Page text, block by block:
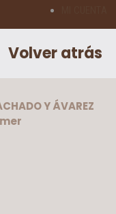
Volver atrás
Y ÁVAREZ